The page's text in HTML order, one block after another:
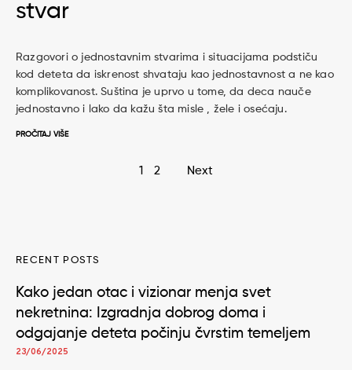
stvar
Razgovori o jednostavnim stvarima i situacijama podstiču
kod deteta da iskrenost shvataju kao jednostavnost a ne kao
komplikovanost. Suština je uprvo u tome, da deca nauče
jednostavno i lako da kažu šta misle , žele i osećaju.
PROČITAJ VIŠE
1 2 Next
RECENT POSTS
Kako jedan otac i vizionar menja svet
nekretnina: Izgradnja dobrog doma i
odgajanje deteta počinju čvrstim temeljem
23/06/2025